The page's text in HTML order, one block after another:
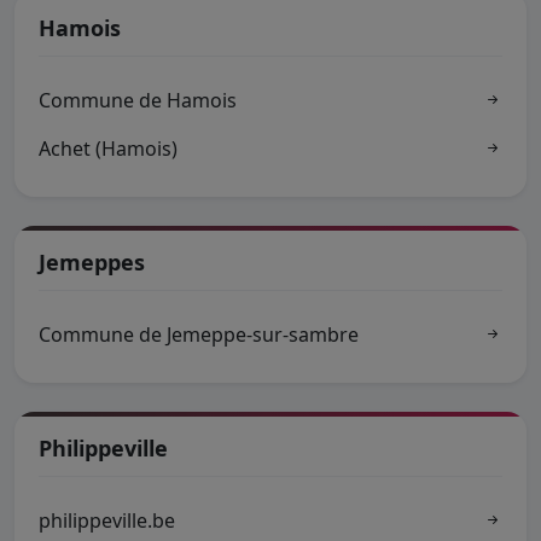
Hamois
Commune de Hamois
Achet (Hamois)
Jemeppes
Commune de Jemeppe-sur-sambre
Philippeville
philippeville.be